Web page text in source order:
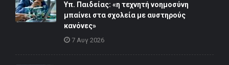
Υπ. Παιδείας: «η τεχνητή νοημοσύνη
μπαίνει στα σχολεία με αυστηρούς
κανόνες»
7 Αυγ 2026